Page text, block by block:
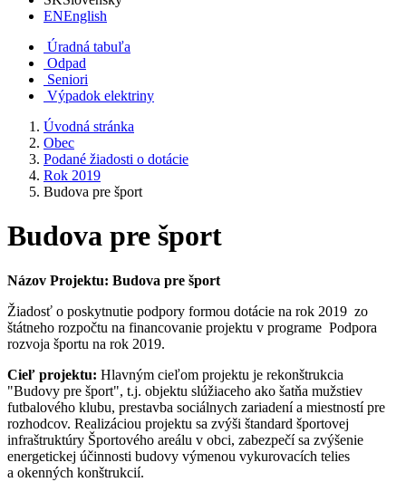
ENEnglish
Úradná tabuľa
Odpad
Seniori
Výpadok elektriny
Úvodná stránka
Obec
Podané žiadosti o dotácie
Rok 2019
Budova pre šport
Budova pre šport
Názov Projektu: Budova pre šport
Žiadosť o poskytnutie podpory formou dotácie na rok 2019 zo
štátneho rozpočtu na financovanie projektu v programe Podpora
rozvoja športu na rok 2019.
Cieľ projektu: Hlavným cieľom projektu je rekonštrukcia
"Budovy pre šport", t.j. objektu slúžiaceho ako šatňa mužstiev
futbalového klubu, prestavba sociálnych zariadení a miestností pre
rozhodcov. Realizáciou projektu sa zvýši štandard športovej
infraštruktúry Športového areálu v obci, zabezpečí sa zvýšenie
energetickej účinnosti budovy výmenou vykurovacích telies
a okenných konštrukcií.